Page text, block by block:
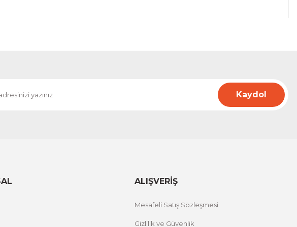
Kaydol
ALIŞVERİŞ
Mesafeli Satış Sözleşmesi
Gizlilik ve Güvenlik